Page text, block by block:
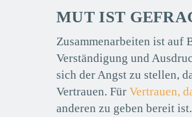
MUT IST
Zusammenarbeiten ist auf
Verständigung und
sich der Angst zu stellen,
Vertrauen. FürVertrauen,
anderen zu geben bereit